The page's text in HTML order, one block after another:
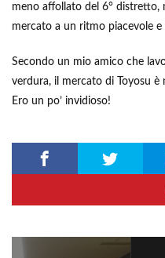
meno affollato del 6° distretto,
mercato a un ritmo piacevole
Secondo un mio amico che
verdura, il mercato di Toyosu
Ero un po’ invidioso!